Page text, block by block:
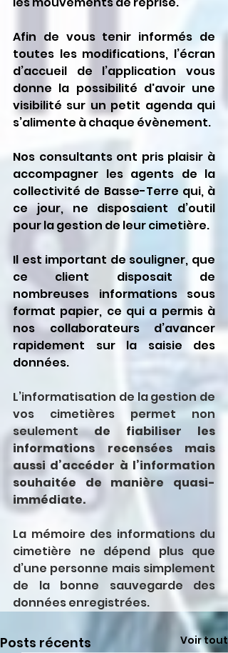
Afin de vous tenir informés de
toutes les modifications, l’écran
d’accueil de l’application vous
donne la possibilité d'avoir une
visibilité sur un petit agenda qui
s’alimente à chaque évènement.
Nos consultants ont pris plaisir à
accompagner les agents de la
collectivité de Basse-Terre qui, à
ce jour, ne disposaient d’outil
pour la gestion de leur cimetière.
Il est important de souligner, que
ce client disposait de
nombreuses informations sous
format papier, ce qui a permis à
nos collaborateurs d’avancer
rapidement sur la saisie des
données.
L’informatisation de la gestion de
vos cimetières permet non
seulement de fiabiliser les
informations recensées mais
aussi d’accéder à l’information
souhaitée de manière quasi-
immédiate.
La mémoire des informations du
cimetière ne dépend plus que
d’une personne mais simplement
de la bonne sauvegarde des
données enregistrées.
Posts récents Voir tout